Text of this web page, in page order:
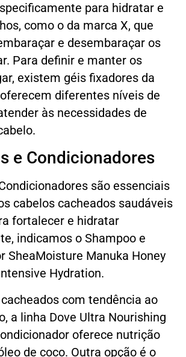
para hidratar e
como o da marca X, que
e desembaraçar os
Para definir e manter os
existem géis fixadores da
diferentes níveis de
às necessidades de
e Condicionadores
são essenciais
cabelos cacheados saudáveis
fortalecer e hidratar
indicamos o Shampoo e
SheaMoisture Manuka Honey
Hydration.
com tendência ao
a linha Dove Ultra Nourishing
oferece nutrição
de coco. Outra opção é o